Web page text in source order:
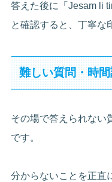
答えた後に「Jesam li
と確認すると、丁寧な
難しい質問・時
その場で答えられない
です。
分からないことを正直